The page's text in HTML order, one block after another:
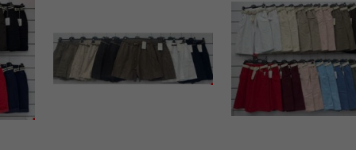
osobowych.
udzielonego przez
29 sierpnia 1997 r. o
przechowujemy na
jedynie uprawnieni